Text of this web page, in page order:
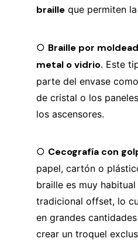
braille que permiten
○ Braille por
metal o vidrio. Este
parte del envase
de cristal o los
los ascensores.
○ Cecografía con
papel, cartón o
braille es muy
tradicional offset, lo
en grandes
crear un troquel